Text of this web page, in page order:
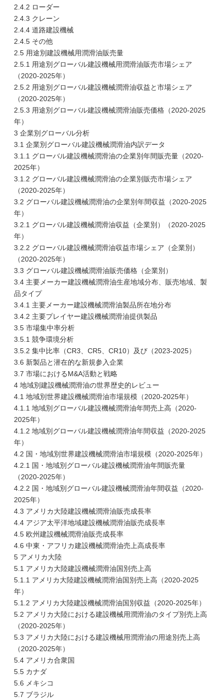
2.4.2 ローダー
2.4.3 クレーン
2.4.4 道路建設機械
2.4.5 その他
2.5 用途別建設機械用潤滑油販売量
2.5.1 用途別グローバル建設機械用潤滑油販売市場シェア
（2020-2025年）
2.5.2 用途別グローバル建設機械潤滑油収益と市場シェア
（2020-2025年）
2.5.3 用途別グローバル建設機械潤滑油販売価格（2020-2025
年）
3 企業別グローバル分析
3.1 企業別グローバル建設機械潤滑油内訳データ
3.1.1 グローバル建設機械潤滑油の企業別年間販売量（2020-
2025年）
3.1.2 グローバル建設機械潤滑油の企業別販売市場シェア
（2020-2025年）
3.2 グローバル建設機械潤滑油の企業別年間収益（2020-2025
年）
3.2.1 グローバル建設機械潤滑油収益（企業別）（2020-2025
年）
3.2.2 グローバル建設機械潤滑油収益市場シェア（企業別）
（2020-2025年）
3.3 グローバル建設機械潤滑油販売価格（企業別）
3.4 主要メーカー建設機械潤滑油生産地域分布、販売地域、製
品タイプ
3.4.1 主要メーカー建設機械潤滑油製品所在地分布
3.4.2 主要プレイヤー建設機械潤滑油提供製品
3.5 市場集中率分析
3.5.1 競争環境分析
3.5.2 集中比率（CR3、CR5、CR10）及び（2023-2025）
3.6 新製品と潜在的な新規参入企業
3.7 市場におけるM&A活動と戦略
4 地域別建設機械潤滑油の世界歴史的レビュー
4.1 地域別世界建設機械潤滑油市場規模（2020-2025年）
4.1.1 地域別グローバル建設機械潤滑油年間売上高（2020-
2025年）
4.1.2 地域別グローバル建設機械潤滑油年間収益（2020-2025
年）
4.2 国・地域別世界建設機械潤滑油市場規模（2020-2025年）
4.2.1 国・地域別グローバル建設機械潤滑油年間販売量
（2020-2025年）
4.2.2 国・地域別グローバル建設機械潤滑油年間収益（2020-
2025年）
4.3 アメリカ大陸建設機械潤滑油販売成長率
4.4 アジア太平洋地域建設機械潤滑油販売成長率
4.5 欧州建設機械潤滑油販売成長率
4.6 中東・アフリカ建設機械潤滑油売上高成長率
5 アメリカ大陸
5.1 アメリカ大陸建設機械潤滑油国別売上高
5.1.1 アメリカ大陸建設機械潤滑油国別売上高（2020-2025
年）
5.1.2 アメリカ大陸建設機械潤滑油国別収益（2020-2025年）
5.2 アメリカ大陸における建設機械用潤滑油のタイプ別売上高
（2020-2025年）
5.3 アメリカ大陸における建設機械用潤滑油の用途別売上高
（2020-2025年）
5.4 アメリカ合衆国
5.5 カナダ
5.6 メキシコ
5.7 ブラジル